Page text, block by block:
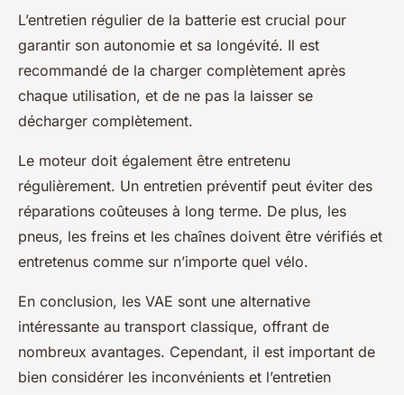
L’entretien régulier de la batterie est crucial pour
garantir son autonomie et sa longévité. Il est
recommandé de la charger complètement après
chaque utilisation, et de ne pas la laisser se
décharger complètement.
Le moteur doit également être entretenu
régulièrement. Un entretien préventif peut éviter des
réparations coûteuses à long terme. De plus, les
pneus, les freins et les chaînes doivent être vérifiés et
entretenus comme sur n’importe quel vélo.
En conclusion, les VAE sont une alternative
intéressante au transport classique, offrant de
nombreux avantages. Cependant, il est important de
bien considérer les inconvénients et l’entretien